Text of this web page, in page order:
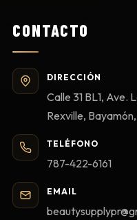
CONTACTO
DIRECCIÓN
Calle 31 BL1, Ave.
Rexville, Bayamón,
TELÉFONO
787-422-6161
EMAIL